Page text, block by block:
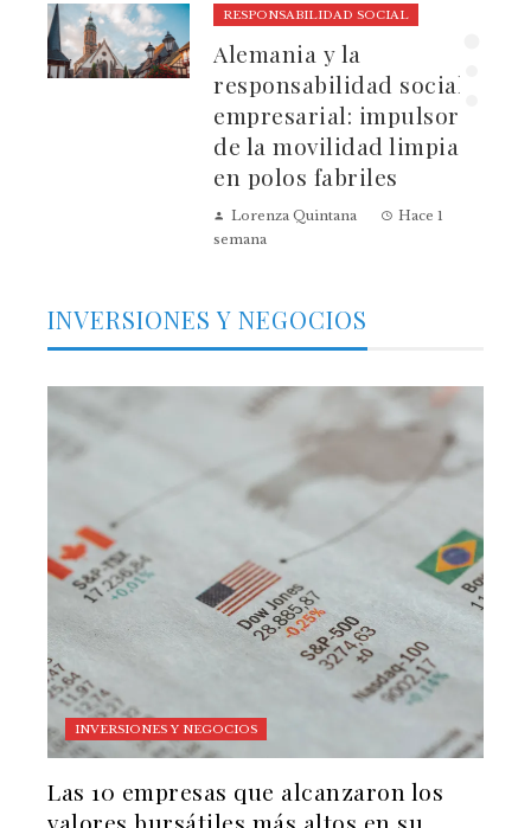
RESPONSABILIDAD SOCIAL
Alemania y la
responsabilidad social
empresarial: impulsores
de la movilidad limpia
en polos fabriles
Lorenza Quintana
Hace 1
semana
INVERSIONES Y NEGOCIOS
INVERSIONES Y NEGOCIOS
Las 10 empresas que alcanzaron los
valores bursátiles más altos en su